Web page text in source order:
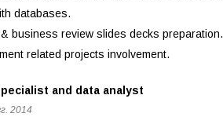
databases.
business review slides decks preparation.
related projects involvement.
and data analyst
2014